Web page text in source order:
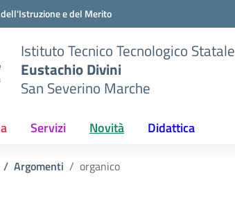
e del Merito
Istituto Tecnico Tecnologico Statale
Eustachio Divini
San Severino Marche
Servizi Novità Didattica
Argomenti organico